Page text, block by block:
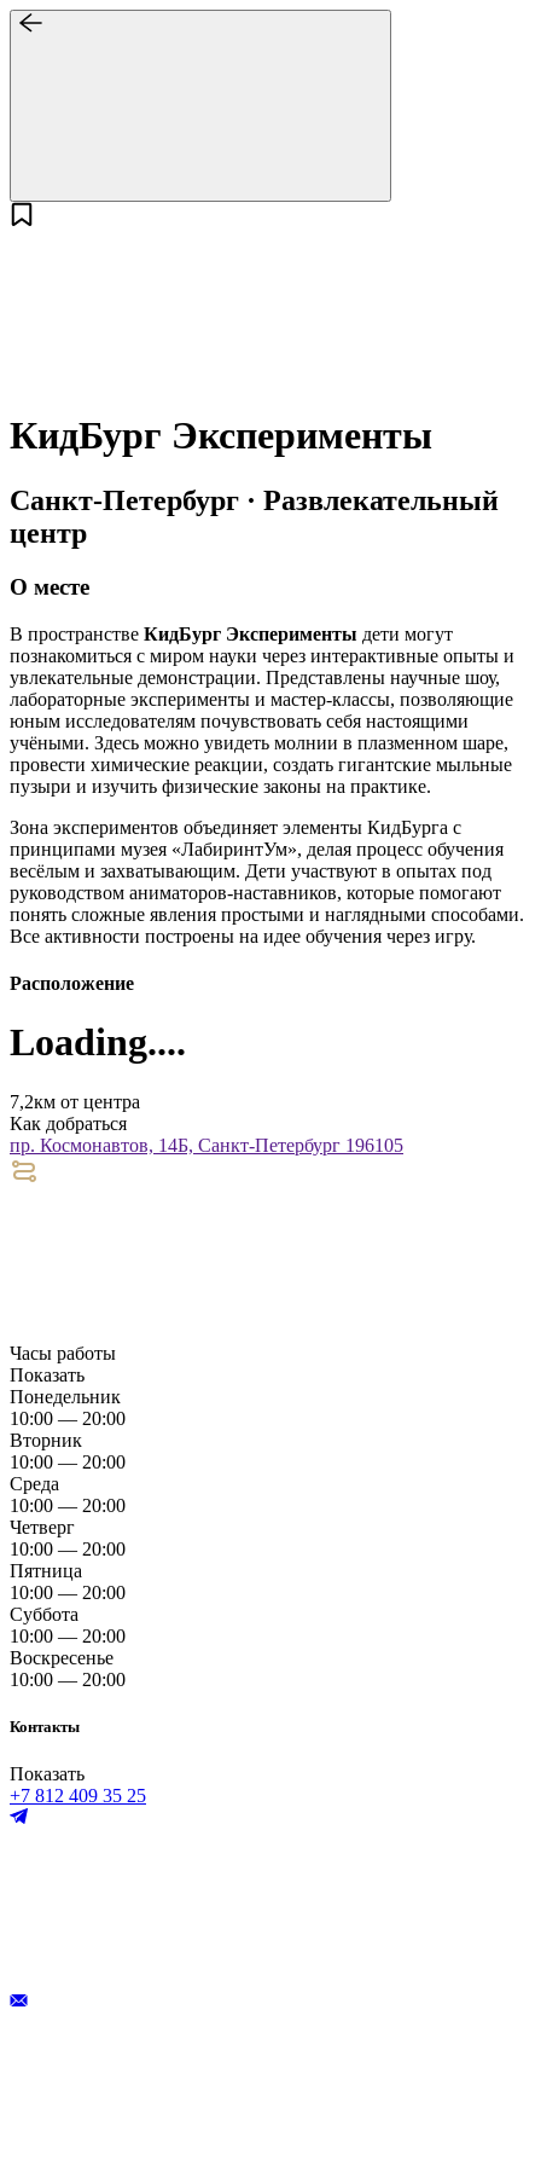
КидБург Эксперименты
Санкт-Петербург · Развлекательный
центр
О месте
В пространстве КидБург Эксперименты дети могут
познакомиться с миром науки через интерактивные опыты и
увлекательные демонстрации. Представлены научные шоу,
лабораторные эксперименты и мастер-классы, позволяющие
юным исследователям почувствовать себя настоящими
учёными. Здесь можно увидеть молнии в плазменном шаре,
провести химические реакции, создать гигантские мыльные
пузыри и изучить физические законы на практике.
Зона экспериментов объединяет элементы КидБурга с
принципами музея «ЛабиринтУм», делая процесс обучения
весёлым и захватывающим. Дети участвуют в опытах под
руководством аниматоров-наставников, которые помогают
понять сложные явления простыми и наглядными способами.
Все активности построены на идее обучения через игру.
Расположение
Loading....
7,2км от центра
Как добраться
пр. Космонавтов, 14Б, Санкт-Петербург 196105
Часы работы
Показать
Понедельник
10:00 — 20:00
Вторник
10:00 — 20:00
Среда
10:00 — 20:00
Четверг
10:00 — 20:00
Пятница
10:00 — 20:00
Суббота
10:00 — 20:00
Воскресенье
10:00 — 20:00
Контакты
Показать
+7 812 409 35 25